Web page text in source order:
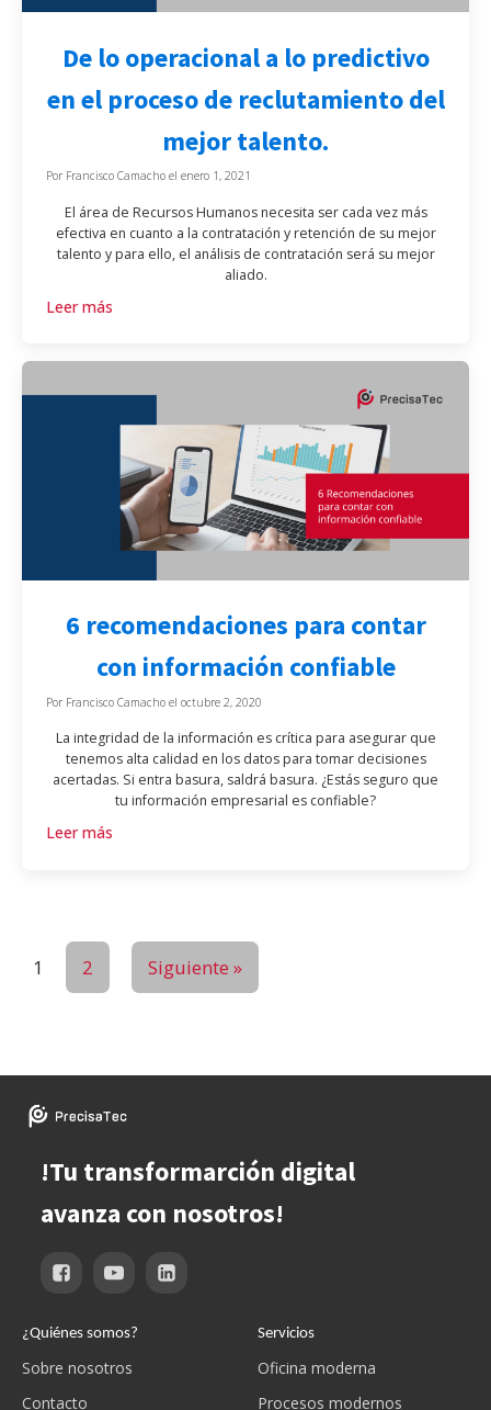
De lo operacional a lo predictivo
en el proceso de reclutamiento del
mejor talento.
Por Francisco Camacho elenero 1, 2021
El área de Recursos Humanos necesita ser cada vez más
efectiva en cuanto a la contratación y retención de su mejor
talento y para ello, el análisis de contratación será su mejor
aliado.
Leer más
6 recomendaciones para contar
con información confiable
Por Francisco Camacho eloctubre 2, 2020
La integridad de la información es crítica para asegurar que
tenemos alta calidad en los datos para tomar decisiones
acertadas. Si entra basura, saldrá basura. ¿Estás seguro que
tu información empresarial es confiable?
Leer más
1 2 Siguiente »
!Tu transformarción digital
avanza con nosotros!
¿Quiénes somos?
Sobre nosotros
Contacto
Servicios
Oficina moderna
Procesos modernos